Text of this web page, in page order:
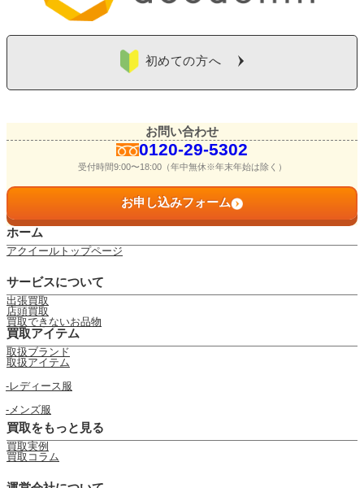
初めての方へ
お問い合わせ
0120-29-5302
受付時間9:00〜18:00（年中無休※年末年始は除く）
お申し込みフォーム
ホーム
アクイールトップページ
サービスについて
出張買取
店頭買取
買取できないお品物
買取アイテム
取扱ブランド
取扱アイテム
レディース服
メンズ服
買取をもっと見る
買取実例
買取コラム